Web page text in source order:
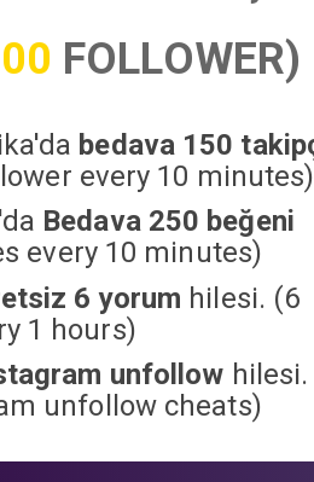
FOLLOWER)
bedava 150
every 10 minutes)
Bedava 250 beğeni
every 10 minutes)
6 yorum hilesi. (6
1 hours)
unfollow hilesi.
unfollow cheats)